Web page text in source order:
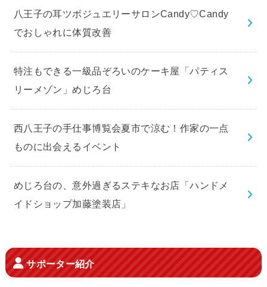
八王子の耳ツボジュエリーサロンCandy♡Candy
でおしゃれに体質改善
特注もできる一級品ぞろいのケーキ屋「パティス
リーメゾン」めじろ台
西八王子の手仕事博覧会夏市で涼む！作家の一点
ものに出会えるイベント
めじろ台の、意外過ぎるステキなお店「ハンドメ
イドショップ加藤塗装店」
サポーター紹介